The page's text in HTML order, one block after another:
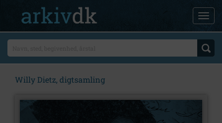
Willy Dietz, digtsamling